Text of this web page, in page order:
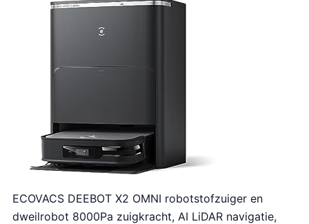
ECOVACS DEEBOT X2 OMNI robotstofzuiger en
dweilrobot 8000Pa zuigkracht, AI LiDAR navigatie,